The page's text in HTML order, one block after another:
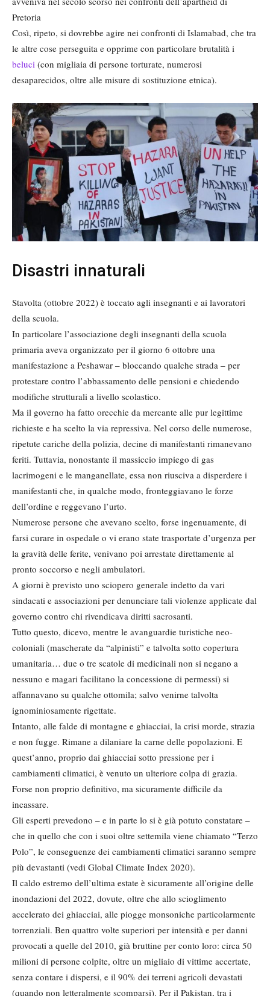
Pretoria
Così, ripeto, si dovrebbe agire nei confronti di Islamabad, che tra
le altre cose perseguita e opprime con particolare brutalità i
beluci (con migliaia di persone torturate, numerosi
desaparecidos, oltre alle misure di sostituzione etnica).
Disastri innaturali
Stavolta (ottobre 2022) è toccato agli insegnanti e ai lavoratori
della scuola.
In particolare l’associazione degli insegnanti della scuola
primaria aveva organizzato per il giorno 6 ottobre una
manifestazione a Peshawar – bloccando qualche strada – per
protestare contro l’abbassamento delle pensioni e chiedendo
modifiche strutturali a livello scolastico.
Ma il governo ha fatto orecchie da mercante alle pur legittime
richieste e ha scelto la via repressiva. Nel corso delle numerose,
ripetute cariche della polizia, decine di manifestanti rimanevano
feriti. Tuttavia, nonostante il massiccio impiego di gas
lacrimogeni e le manganellate, essa non riusciva a disperdere i
manifestanti che, in qualche modo, fronteggiavano le forze
dell’ordine e reggevano l’urto.
Numerose persone che avevano scelto, forse ingenuamente, di
farsi curare in ospedale o vi erano state trasportate d’urgenza per
la gravità delle ferite, venivano poi arrestate direttamente al
pronto soccorso e negli ambulatori.
A giorni è previsto uno sciopero generale indetto da vari
sindacati e associazioni per denunciare tali violenze applicate dal
governo contro chi rivendicava diritti sacrosanti.
Tutto questo, dicevo, mentre le avanguardie turistiche neo-
coloniali (mascherate da “alpinisti” e talvolta sotto copertura
umanitaria… due o tre scatole di medicinali non si negano a
nessuno e magari facilitano la concessione di permessi) si
affannavano su qualche ottomila; salvo venirne talvolta
ignominiosamente rigettate.
Intanto, alle falde di montagne e ghiacciai, la crisi morde, strazia
e non fugge. Rimane a dilaniare la carne delle popolazioni. E
quest’anno, proprio dai ghiacciai sotto pressione per i
cambiamenti climatici, è venuto un ulteriore colpa di grazia.
Forse non proprio definitivo, ma sicuramente difficile da
incassare.
Gli esperti prevedono – e in parte lo si è già potuto constatare –
che in quello che con i suoi oltre settemila viene chiamato “Terzo
Polo”, le conseguenze dei cambiamenti climatici saranno sempre
più devastanti (vedi Global Climate Index 2020).
Il caldo estremo dell’ultima estate è sicuramente all’origine delle
inondazioni del 2022, dovute, oltre che allo scioglimento
accelerato dei ghiacciai, alle piogge monsoniche particolarmente
torrenziali. Ben quattro volte superiori per intensità e per danni
provocati a quelle del 2010, già bruttine per conto loro: circa 50
milioni di persone colpite, oltre un migliaio di vittime accertate,
senza contare i dispersi, e il 90% dei terreni agricoli devastati
(quando non letteralmente scomparsi). Per il Pakistan, tra i